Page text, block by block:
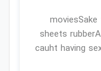
sheets
cauht having